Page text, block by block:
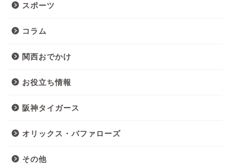
スポーツ
コラム
関西おでかけ
お役立ち情報
阪神タイガース
オリックス・バファローズ
その他